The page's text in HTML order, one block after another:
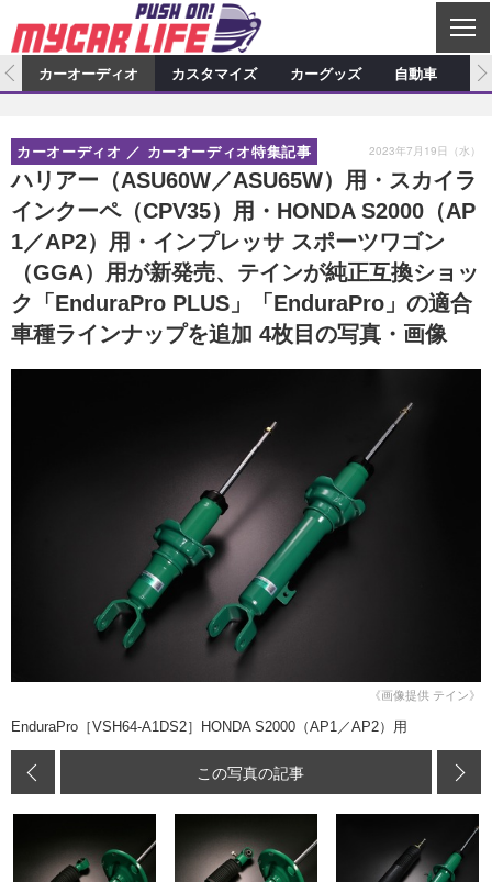
C
L
S
E
カーオーディオ
プロショップ検索 ショップ訪問記
カーオーディオニュース デモカー製作記
その他
カスタマイズ特集記事 カスタマイズ新製品情報
カスタマイズニュース
カーグッズ
カーグッズ特集記事 カーグッズ新製品情報
カーグッズニュース
自動車
ニュース 試乗記
スクープ
アクセスランキング
カーオーディオ カスタマイズ カーグッズ 自動車
ハリアー（ASU60W／ASU65W）用・スカイラ
インクーペ（CPV35）用・HONDA S2000（AP
1／AP2）用・インプレッサ スポーツワゴン
（GGA）用が新発売、テインが純正互換ショッ
ク「EnduraPro PLUS」「EnduraPro」の適合
車種ラインナップを追加 4枚目の写真・画像
カーオーディオ カーオーディオ特集記事 2023年7月19日（水）
《画像提供 テイン》
EnduraPro［VSH64-A1DS2］HONDA S2000（AP1／AP2）用
この写真の記事